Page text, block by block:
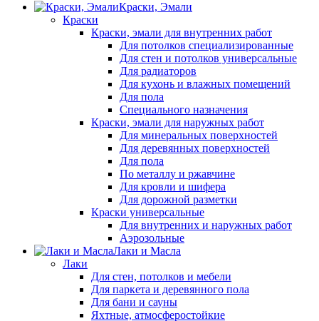
Краски, Эмали
Краски
Краски, эмали для внутренних работ
Для потолков специализированные
Для стен и потолков универсальные
Для радиаторов
Для кухонь и влажных помещений
Для пола
Специального назначения
Краски, эмали для наружных работ
Для минеральных поверхностей
Для деревянных поверхностей
Для пола
По металлу и ржавчине
Для кровли и шифера
Для дорожной разметки
Краски универсальные
Для внутренних и наружных работ
Аэрозольные
Лаки и Масла
Лаки
Для стен, потолков и мебели
Для паркета и деревянного пола
Для бани и сауны
Яхтные, атмосферостойкие